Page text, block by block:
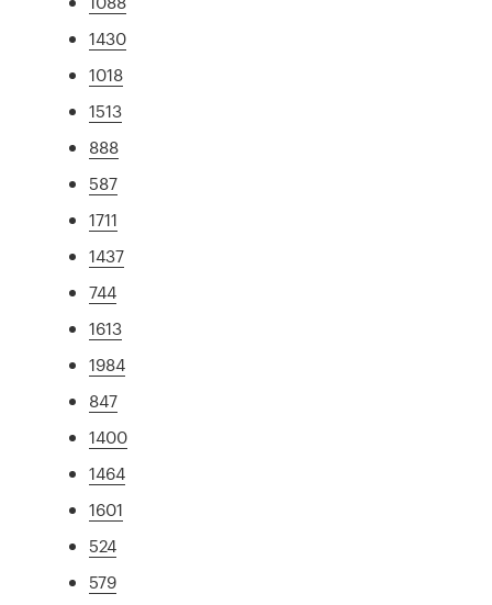
1430
1018
1513
888
587
1711
1437
744
1613
1984
847
1400
1464
1601
524
579